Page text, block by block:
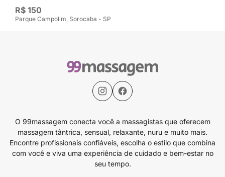
R$ 150
Parque Campolim, Sorocaba - SP
Avaliar
O 99massagem conecta você a massagistas que oferecem
massagem tântrica, sensual, relaxante, nuru e muito mais.
Encontre profissionais confiáveis, escolha o estilo que combina
com você e viva uma experiência de cuidado e bem-estar no
seu tempo.